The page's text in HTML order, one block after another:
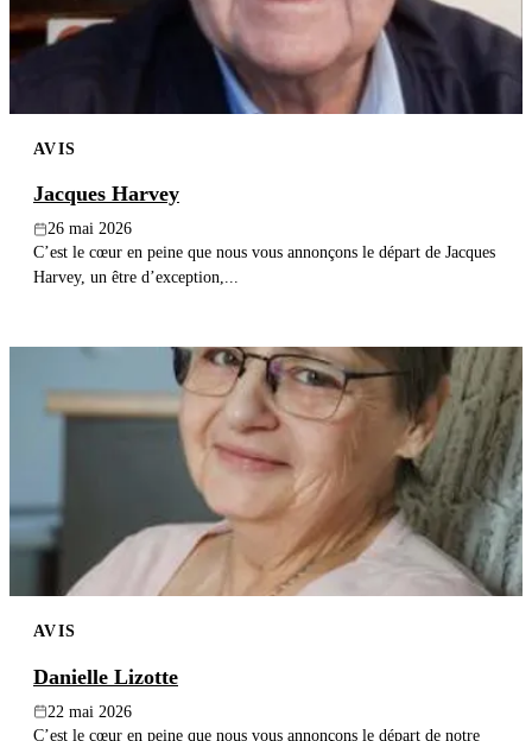
AVIS
Jacques Harvey
26 mai 2026
C’est le cœur en peine que nous vous annonçons le départ de Jacques
Harvey, un être d’exception,...
AVIS
Danielle Lizotte
22 mai 2026
C’est le cœur en peine que nous vous annonçons le départ de notre